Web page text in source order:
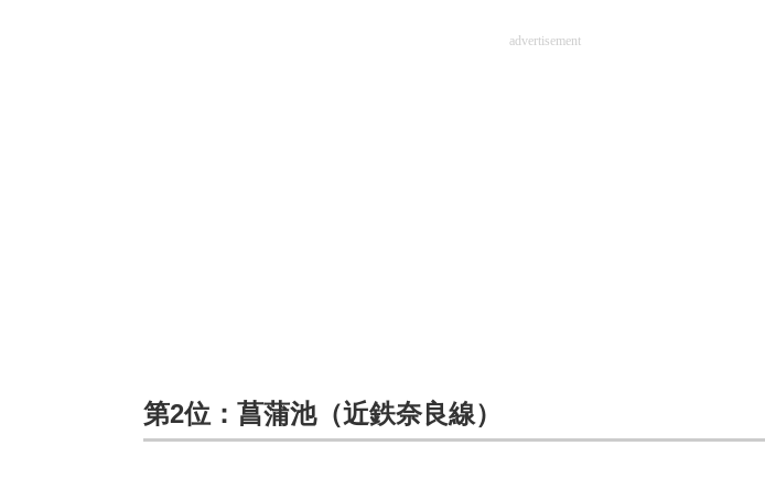
advertisement
第2位：菖蒲池（近鉄奈良線）